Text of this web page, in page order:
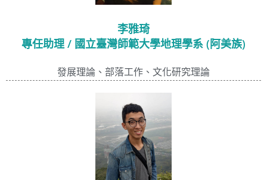
李雅琦
專任助理 / 國立臺灣師範大學地理學系 (阿美族)
發展理論、部落工作、文化研究理論